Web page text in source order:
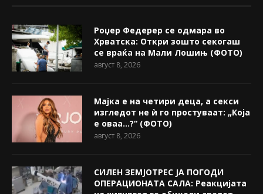
Роџер Федерер се одмара во
Хрватска: Откри зошто секогаш
се враќа на Мали Лошињ (ФОТО)
август 8, 2026
Мајка е на четири деца, а секси
изгледот не ѝ го простуваат: „Која
е оваа…?“ (ФОТО)
август 8, 2026
СИЛЕН ЗЕМЈОТРЕС ЈА ПОГОДИ
ОПЕРАЦИОНАТА САЛА: Реакцијата